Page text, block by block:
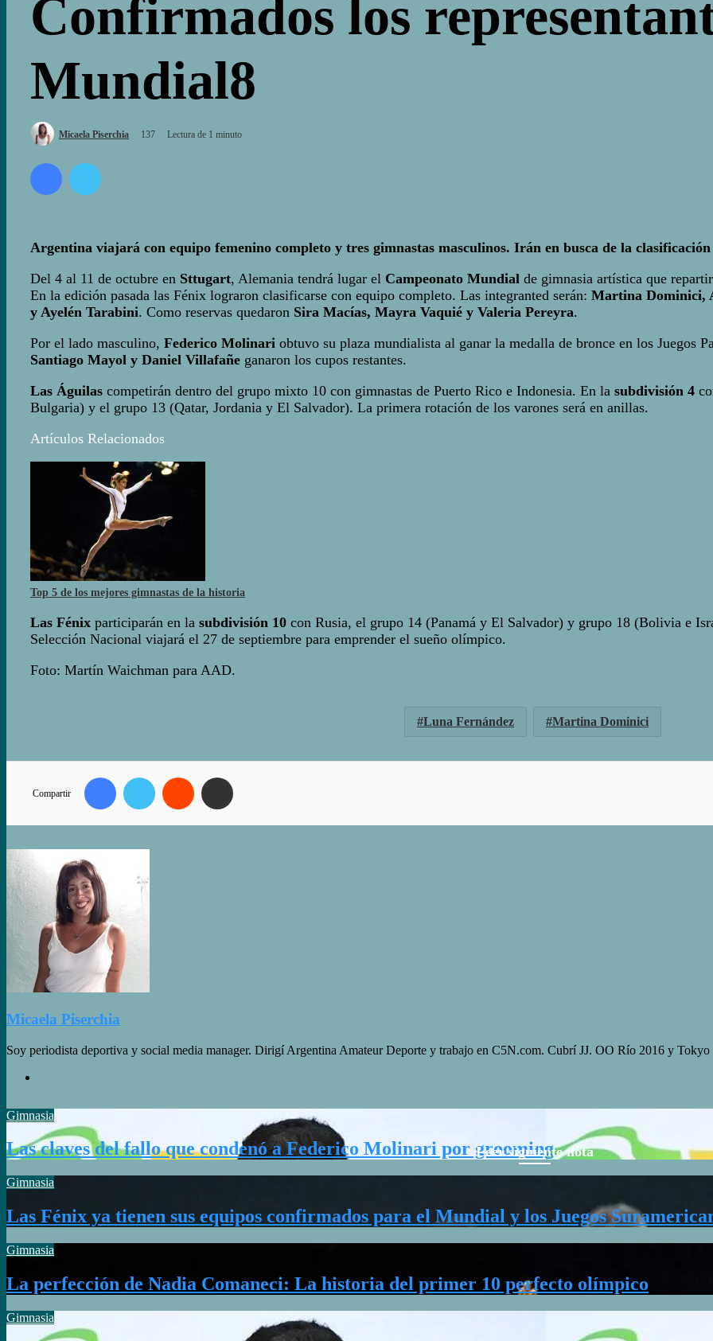
Confirmados los
Mundial8
Micaela Piserchia
Follow
137 Lectura de 1 minuto
Facebook
Argentina viajará con equipo femenino completo y tres gimnastas masculinos. Irán en busca de la clasificación
Del 4 al 11 de octubre en Sttugart, Alemania tendrá lugar el Campeonato Mundial de gimnasia artística que
En la edición pasada las Fénix lograron clasificarse con equipo completo. Las integranted serán: Martina Dominici,
y Ayelén Tarabini. Como reservas quedaron Sira Macías, Mayra Vaquié y Valeria Pereyra.
Por el lado masculino, Federico Molinari obtuvo su plaza mundialista al ganar la medalla de bronce en los Juegos
Santiago Mayol y Daniel Villafañe ganaron los cupos restantes.
Las Águilas competirán dentro del grupo mixto 10 con gimnastas de Puerto Rico e Indonesia. En la subdivisión 4
Bulgaria) y el grupo 13 (Qatar, Jordania y El Salvador). La primera rotación de los varones será en anillas.
Artículos Relacionados
Top 5 de los mejores gimnastas de la historia
Las Fénix participarán en la subdivisión 10 con Rusia, el grupo 14 (Panamá y El Salvador) y grupo 18 (Bolivia e
Selección Nacional viajará el 27 de septiembre para emprender el sueño olímpico.
Foto: Martín Waichman para AAD.
Luna Fernández Martina Dominici
Compartir
FacebookTwitter Reddit
Micaela Piserchia
Soy periodista deportiva y social media manager. Dirigí Argentina Amateur Deporte y trabajo en C5N.com. Cubrí JJ. OO Río 2016 y
Leer siguiente nota
Gimnasia
Las claves del fallo que condenó a Federico Molinari por grooming
Gimnasia
Las Fénix ya tienen sus equipos confirmados para el Mundial y los Juegos
Gimnasia
La perfección de Nadia Comaneci: La historia del primer 10 perfecto olímpico
Gimnasia